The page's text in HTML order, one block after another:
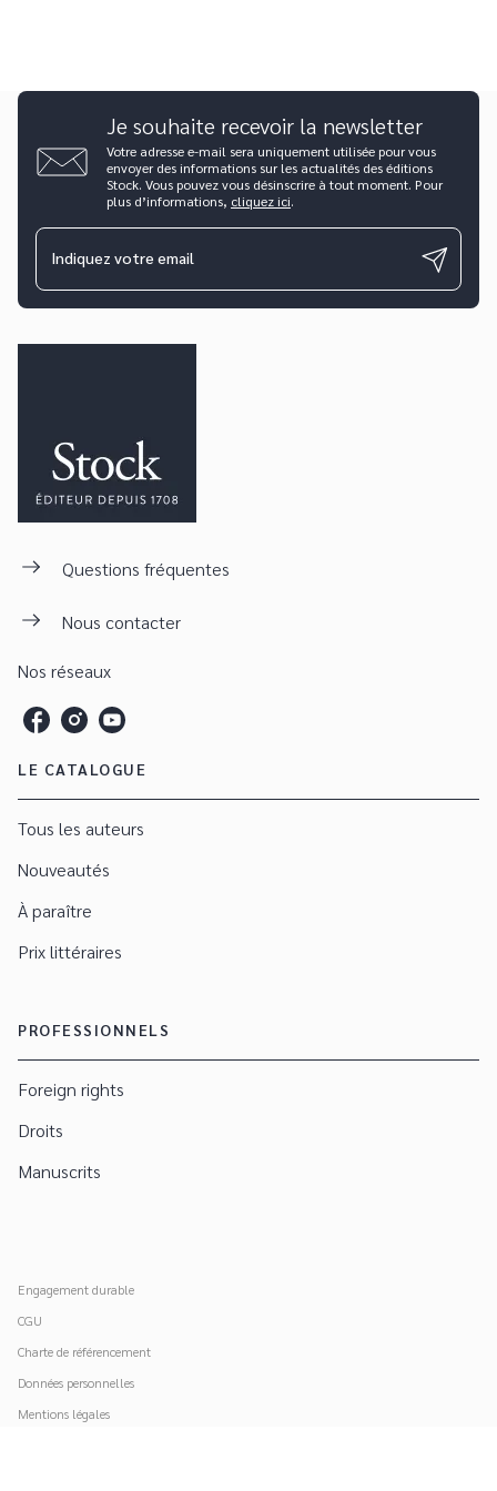
Je souhaite recevoir la newsletter
Votre adresse e-mail sera uniquement utilisée pour vous
envoyer des informations sur les actualités des éditions
Stock. Vous pouvez vous désinscrire à tout moment. Pour
plus d’informations, cliquez ici.
Indiquez votre email
Questions fréquentes
Nous contacter
Nos réseaux
LE CATALOGUE
Tous les auteurs
Nouveautés
À paraître
Prix littéraires
PROFESSIONNELS
Foreign rights
Droits
Manuscrits
Engagement durable
CGU
Charte de référencement
Données personnelles
Mentions légales